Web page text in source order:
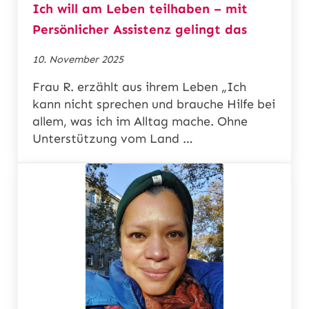
Ich will am Leben teilhaben – mit
Persönlicher Assistenz gelingt das
10. November 2025
Frau R. erzählt aus ihrem Leben „Ich
kann nicht sprechen und brauche Hilfe bei
allem, was ich im Alltag mache. Ohne
Unterstützung vom Land …